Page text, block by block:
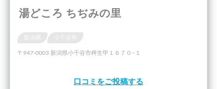
湯どころ ちぢみの里
〒947-0003 新潟県小千谷市稗生甲１６７０−１
口コミをご投稿する